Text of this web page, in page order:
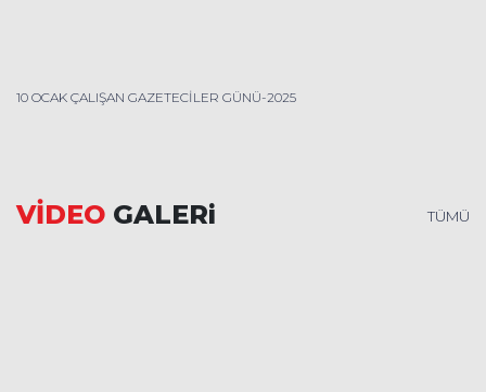
10 OCAK ÇALIŞAN GAZETECİLER GÜNÜ-2025
VİDEO GALERi TÜMÜ